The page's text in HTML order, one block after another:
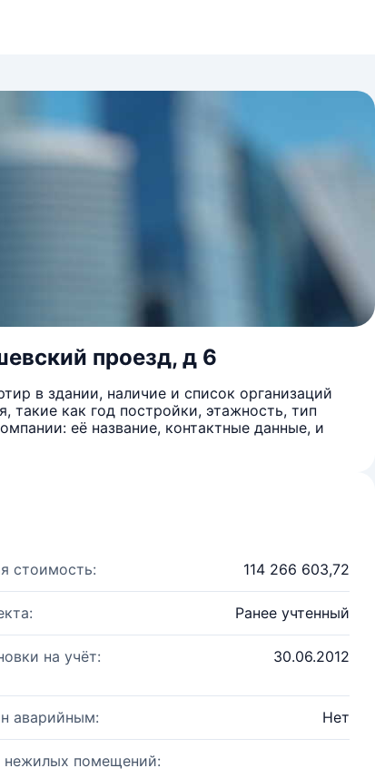
проезд, д 6
в здании, наличие и список организаций
такие как год постройки, этажность, тип
её название, контактные данные, и
стоимость: 114 266 603,72
Ранее учтенный
на учёт: 30.06.2012
аварийным: Нет
нежилых помещений: